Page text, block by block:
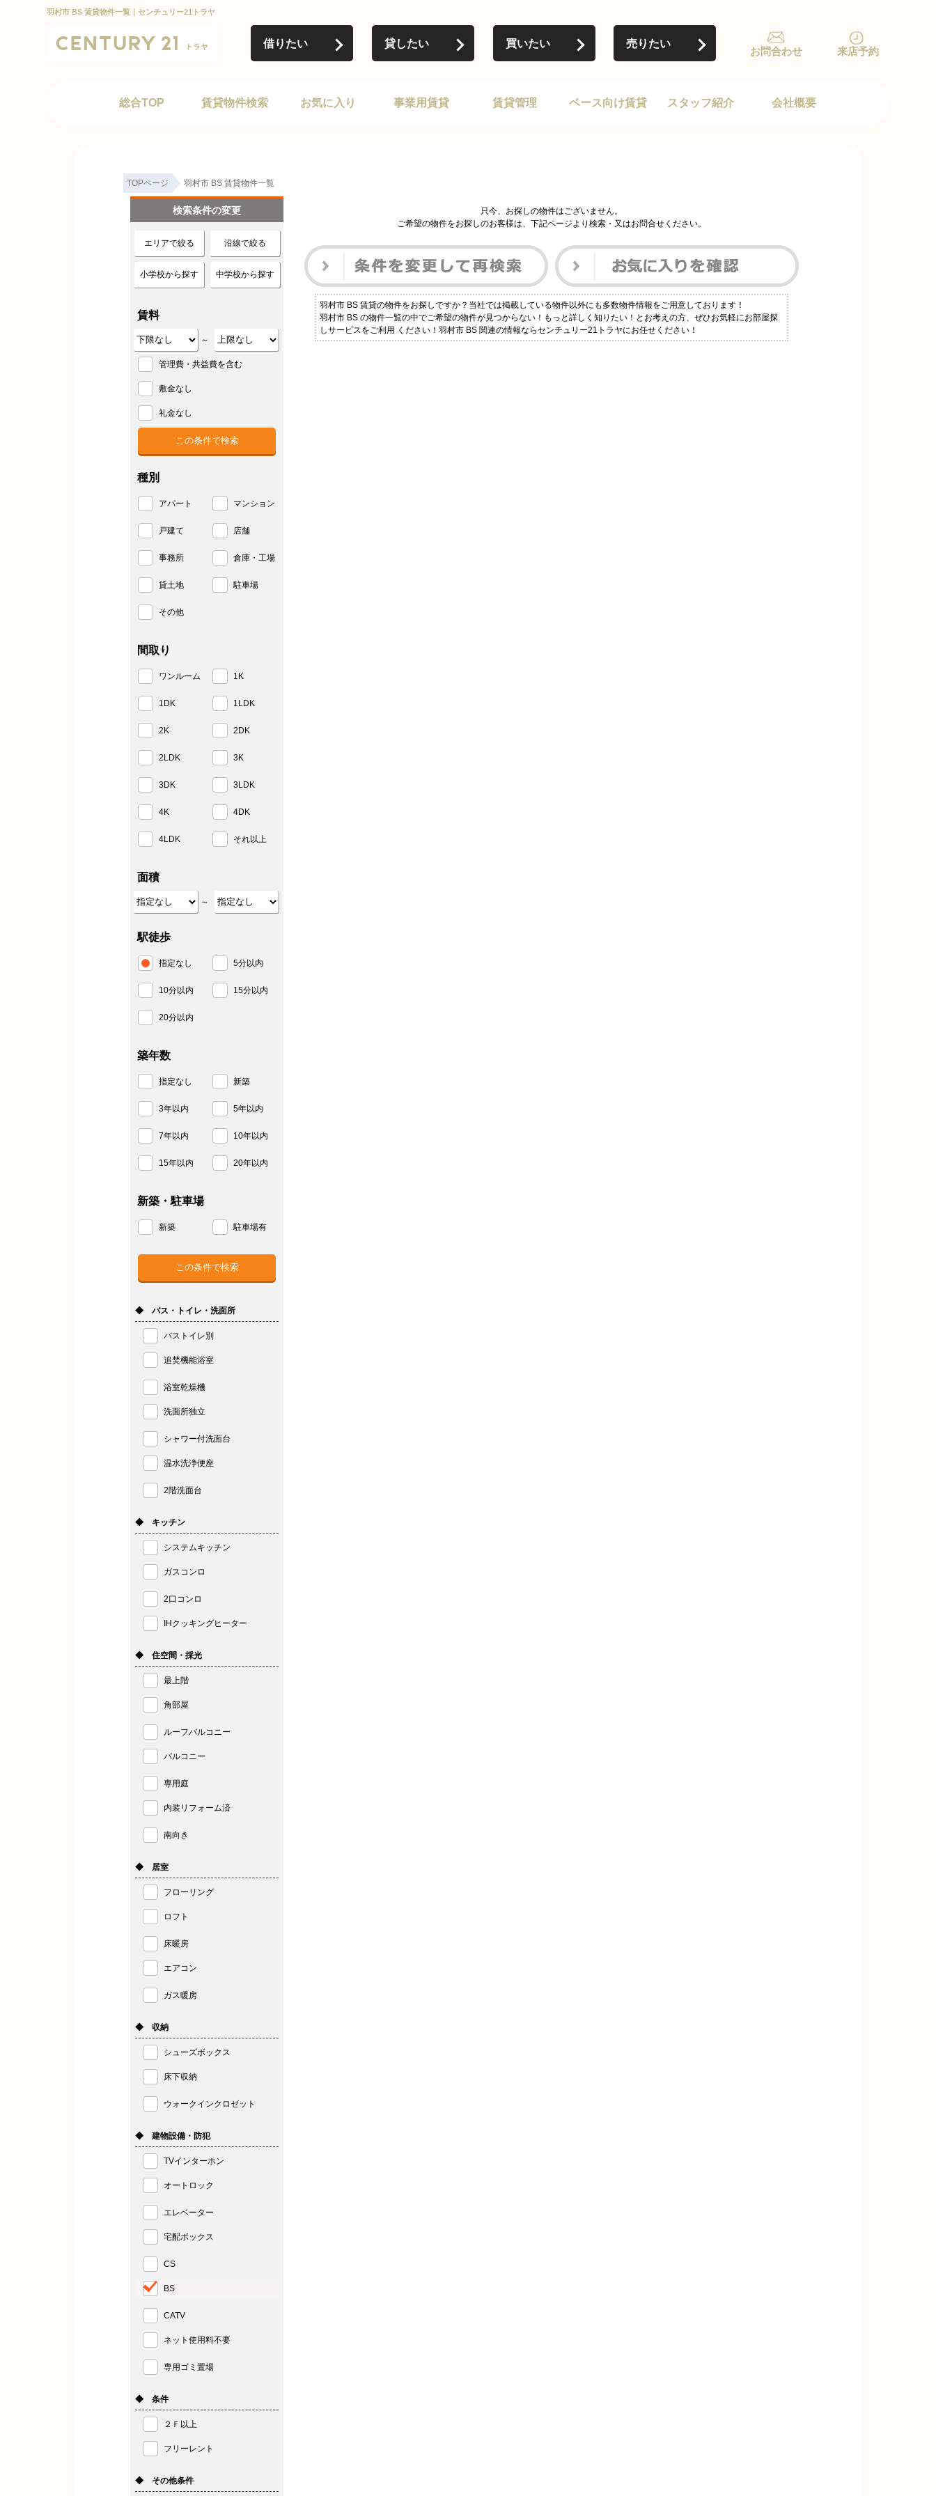
羽村市 BS 賃貸物件一覧｜センチュリー21トラヤ
借りたい 貸したい 買いたい 売りたい
お問合わせ 来店予約
総合TOP 賃貸物件検索 お気に入り 事業用賃貸 賃貸管理 ベース向け賃貸 スタッフ紹介 会社概要
TOPページ 羽村市 BS 賃貸物件一覧
只今、お探しの物件はございません。
ご希望の物件をお探しのお客様は、下記ページより検索・又はお問合せください。
羽村市 BS 賃貸の物件をお探しですか？当社では掲載している物件以外にも多数物件情報をご用意しております！
羽村市 BS の物件一覧の中でご希望の物件が見つからない！もっと詳しく知りたい！とお考えの方、ぜひお気軽にお部屋探
しサービスをご利用 ください！羽村市 BS 関連の情報ならセンチュリー21トラヤにお任せください！
検索条件の変更
エリアで絞る 沿線で絞る
小学校から探す 中学校から探す
賃料
～
管理費・共益費を含む
敷金なし
礼金なし
種別
アパート マンション
戸建て 店舗
事務所 倉庫・工場
貸土地 駐車場
その他
間取り
ワンルーム 1K
1DK 1LDK
2K 2DK
2LDK 3K
3DK 3LDK
4K 4DK
4LDK それ以上
面積
～
駅徒歩
指定なし 5分以内
10分以内 15分以内
20分以内
築年数
指定なし 新築
3年以内 5年以内
7年以内 10年以内
15年以内 20年以内
新築・駐車場
新築 駐車場有
◆ バス・トイレ・洗面所
バストイレ別
追焚機能浴室
浴室乾燥機
洗面所独立
シャワー付洗面台
温水洗浄便座
2階洗面台
◆ キッチン
システムキッチン
ガスコンロ
2口コンロ
IHクッキングヒーター
◆ 住空間・採光
最上階
角部屋
ルーフバルコニー
バルコニー
専用庭
内装リフォーム済
南向き
◆ 居室
フローリング
ロフト
床暖房
エアコン
ガス暖房
◆ 収納
シューズボックス
床下収納
ウォークインクロゼット
◆ 建物設備・防犯
TVインターホン
オートロック
エレベーター
宅配ボックス
CS
BS
CATV
ネット使用料不要
専用ゴミ置場
◆ 条件
２Ｆ以上
フリーレント
◆ その他条件